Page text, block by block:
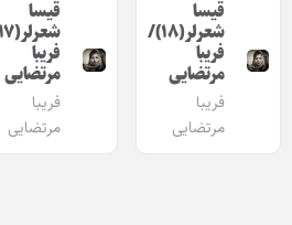
قیسا
شعرلر(۱۸)/
فریبا
مرتضایی
فریبا
مرتضایی
قیسا
فریبا
مرتضایی
فریبا
مرتضایی